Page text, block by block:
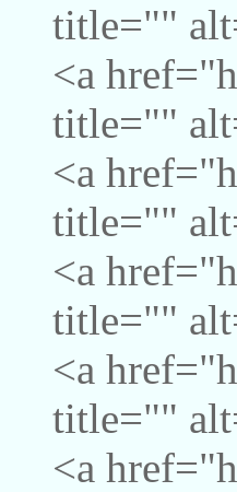
title=""
<a
title=""
<a
title=""
<a
title=""
<a
title=""
<a